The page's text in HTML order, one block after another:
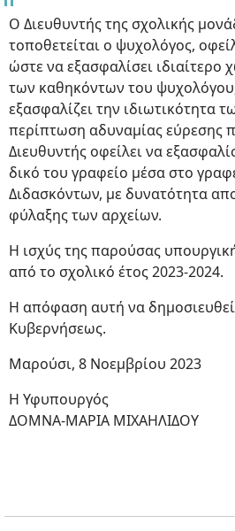
Ο Διευθυντής της σχολικής
τοποθετείται ο ψυχολόγος,
ώστε να εξασφαλίσει ιδιαίτερο
των καθηκόντων του
εξασφαλίζει την ιδιωτικότητα
περίπτωση αδυναμίας εύρεσης
Διευθυντής οφείλει να
δικό του γραφείο μέσα στο
Διδασκόντων, με δυνατότητα
φύλαξης των αρχείων.
Η ισχύς της παρούσας
από το σχολικό έτος 2023-2024.
Η απόφαση αυτή να
Κυβερνήσεως.
Μαρούσι, 8 Νοεμβρίου 2023
Η Υφυπουργός
ΔΟΜΝΑ-ΜΑΡΙΑ ΜΙΧΑΗΛΙΔΟΥ